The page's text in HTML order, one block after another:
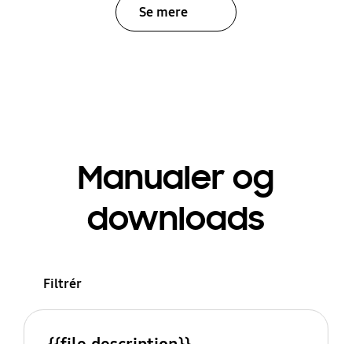
Se mere
Manualer og
downloads
Filtrér